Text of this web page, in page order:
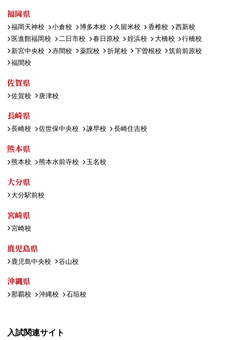
福岡県
福岡天神校 小倉校 博多本校 久留米校 香椎校
西新校
医進館福岡校
二日市校 春日原校 姪浜校 大橋校
行橋校
新宮中央校
赤間校 薬院校 折尾校 下曽根校
筑前前原校
福間校
佐賀県
佐賀校 唐津校
長崎県
長崎校 佐世保中央校 諫早校 長崎住吉校
熊本県
熊本校 熊本水前寺校 玉名校
大分県
大分駅前校
宮崎県
宮崎校
鹿児島県
鹿児島中央校 谷山校
沖縄県
那覇校 沖縄校 石垣校
入試関連サイト